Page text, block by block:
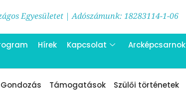
Egyesületet | Adószámunk: 18283114-1-06
Hírek Kapcsolat Arcképcsarnok
Gondozás Támogatások Szülői történetek